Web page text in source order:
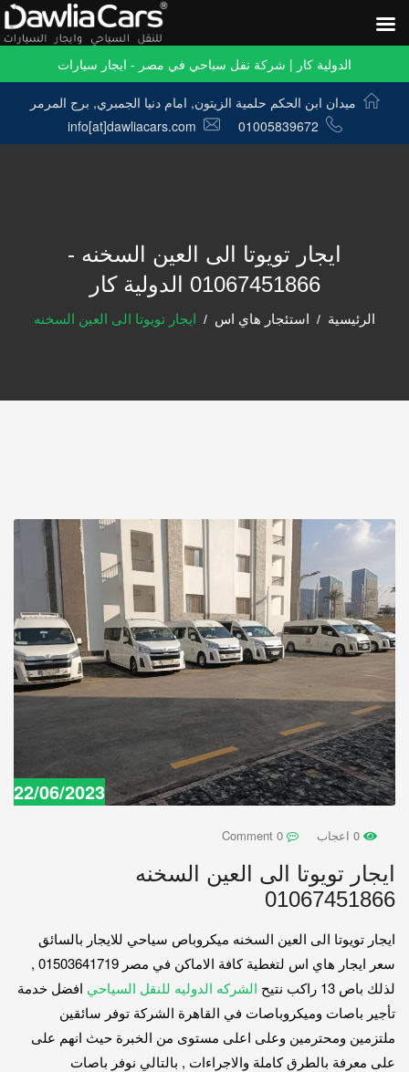
الدولية كار | شركة نقل سياحي في مصر - ايجار سيارات
ميدان ابن الحكم حلمية الزيتون, امام دنيا الجمبري, برج المرمر
01005839672
info[at]dawliacars.com
ايجار تويوتا الى العين السخنه -
01067451866 الدولية كار
الرئيسية استئجار هاي اس ايجار تويوتا الى العين السخنه
22/06/2023
ايجار تويوتا الى العين السخنه
01067451866
ايجار تويوتا الى العين السخنه ميكروباص سياحي للايجار بالسائق
سعر ايجار هاي اس لتغطية كافة الاماكن في مصر 01503641719 ,
لذلك باص 13 راكب نتيح
الشركه الدوليه للنقل السياحي افضل خدمة
تأجير باصات وميكروباصات في القاهرة الشركة توفر سائقين
ملتزمين ومحترمين وعلى اعلى مستوى من الخبرة حيث انهم على
على معرفة بالطرق كاملة والاجراءات , بالتالي نوفر باصات